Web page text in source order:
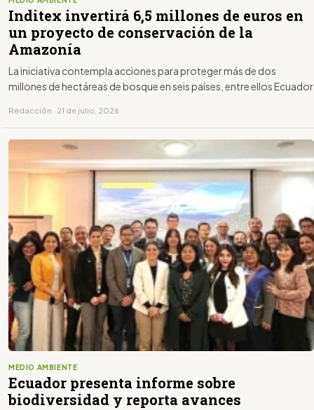
Inditex invertirá 6,5 millones de euros en
un proyecto de conservación de la
Amazonía
La iniciativa contempla acciones para proteger más de dos
millones de hectáreas de bosque en seis países, entre ellos Ecuador
Redacción · 21 de julio, 2026
MEDIO AMBIENTE
Ecuador presenta informe sobre
biodiversidad y reporta avances